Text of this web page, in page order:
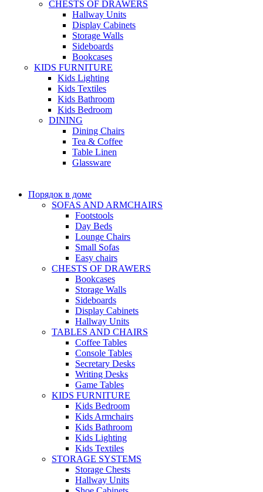
CHESTS OF DRAWERS
Hallway Units
Display Cabinets
Storage Walls
Sideboards
Bookcases
KIDS FURNITURE
Kids Lighting
Kids Textiles
Kids Bathroom
Kids Bedroom
DINING
Dining Chairs
Tea & Coffee
Table Linen
Glassware
Порядок в доме
SOFAS AND ARMCHAIRS
Footstools
Day Beds
Lounge Chairs
Small Sofas
Easy chairs
CHESTS OF DRAWERS
Bookcases
Storage Walls
Sideboards
Display Cabinets
Hallway Units
TABLES AND CHAIRS
Coffee Tables
Console Tables
Secretary Desks
Writing Desks
Game Tables
KIDS FURNITURE
Kids Bedroom
Kids Armchairs
Kids Bathroom
Kids Lighting
Kids Textiles
STORAGE SYSTEMS
Storage Chests
Hallway Units